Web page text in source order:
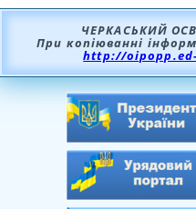
ЧЕРКАСЬКИЙ
При копіюванні
http://